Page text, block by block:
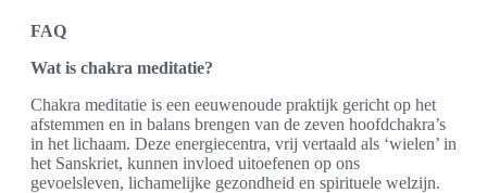
FAQ
Wat is chakra meditatie?
Chakra meditatie is een eeuwenoude praktijk gericht op het
afstemmen en in balans brengen van de zeven hoofdchakra’s
in het lichaam. Deze energiecentra, vrij vertaald als ‘wielen’ in
het Sanskriet, kunnen invloed uitoefenen op ons
gevoelsleven, lichamelijke gezondheid en spirituele welzijn.